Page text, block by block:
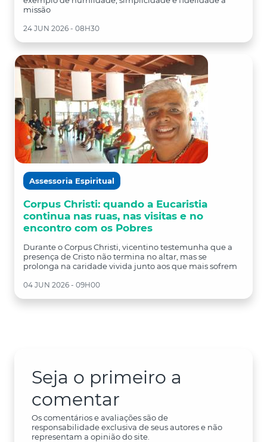
missão
24 JUN 2026 - 08H30
Assessoria Espiritual
Corpus Christi: quando a Eucaristia
continua nas ruas, nas visitas e no
encontro com os Pobres
Durante o Corpus Christi, vicentino testemunha que a
presença de Cristo não termina no altar, mas se
prolonga na caridade vivida junto aos que mais sofrem
04 JUN 2026 - 09H00
Seja o primeiro a
comentar
Os comentários e avaliações são de
responsabilidade exclusiva de seus autores e não
representam a opinião do site.